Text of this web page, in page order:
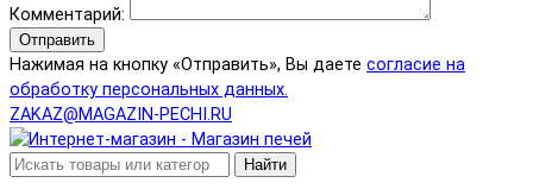
Комментарий:
Отправить
Нажимая на кнопку «Отправить», Вы даете согласие на
обработку персональных данных.
ZAKAZ@MAGAZIN-PECHI.RU
Найти